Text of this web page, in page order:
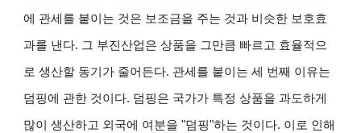
에 관세를 붙이는 것은 보조금을 주는 것과 비슷한 보호효
과를 낸다. 그 부진산업은 상품을 그만큼 빠르고 효율적으
로 생산할 동기가 줄어든다. 관세를 붙이는 세 번째 이유는
덤핑에 관한 것이다. 덤핑은 국가가 특정 상품을 과도하게
많이 생산하고 외국에 여분을 "덤핑"하는 것이다. 이로 인해